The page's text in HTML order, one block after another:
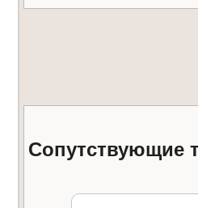
Сопутствующие